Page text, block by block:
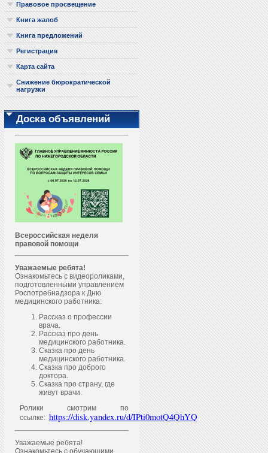
Правовое просвещение
Книга жалоб
Книга предложений
Регистрация
Карта сайта
Снижение бюрократической
нагрузки
Доска объявлений
Всероссийская неделя
правовой помощи
Уважаемые ребята!
Ознакомьтесь с видеороликами,
подготовленными управлением
Роспотребнадзора к Дню
медицинского работника:
Рассказ о профессии
врача.
Рассказ про день
медицинского работника.
Сказка про день
медицинского работника.
Сказка про доброго
доктора.
Сказка про страну, где
живут врачи.
Ролики смотрим по
ссылке: https://disk.yandex.ru/d/IPti0motQ4QhYQ
Уважаемые ребята!
Ознакомьтесь с обучающими